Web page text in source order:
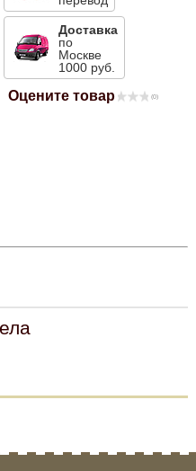
Доставка
по
Москве
1000 руб.
Оцените товар (0)